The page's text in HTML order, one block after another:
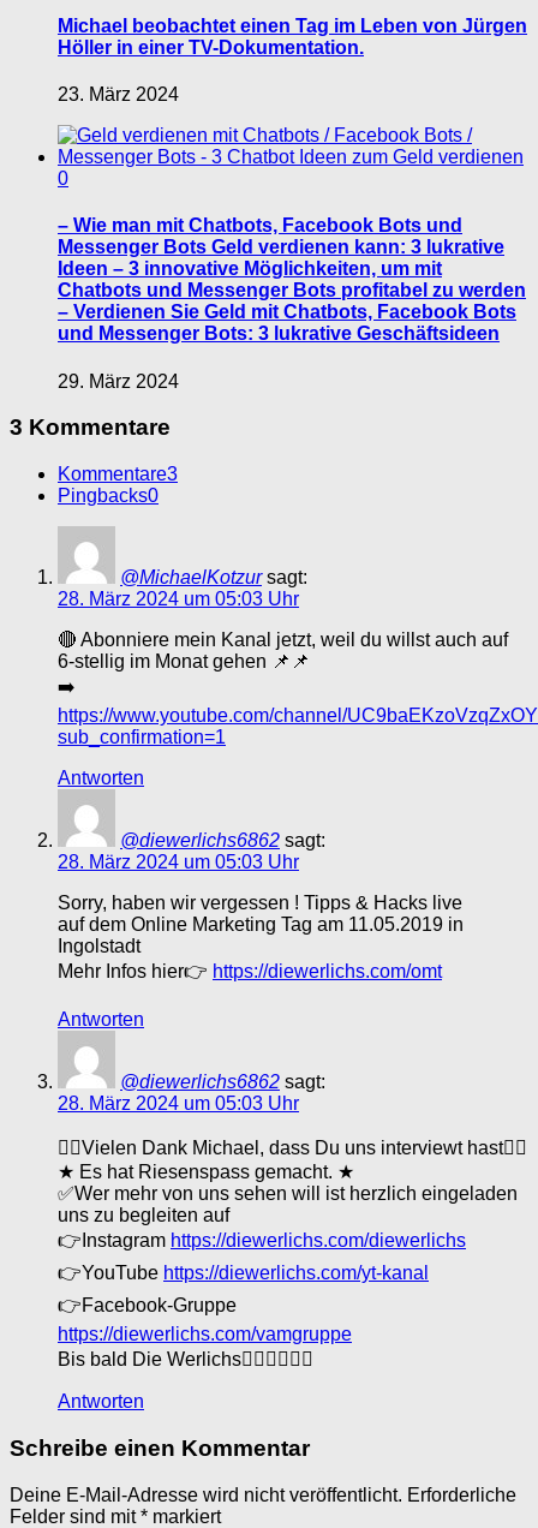
Michael beobachtet einen Tag im Leben von Jürgen
Höller in einer TV-Dokumentation.
23. März 2024
0
– Wie man mit Chatbots, Facebook Bots und
Messenger Bots Geld verdienen kann: 3 lukrative
Ideen – 3 innovative Möglichkeiten, um mit
Chatbots und Messenger Bots profitabel zu werden
– Verdienen Sie Geld mit Chatbots, Facebook Bots
und Messenger Bots: 3 lukrative Geschäftsideen
29. März 2024
3 Kommentare
Kommentare3
Pingbacks0
@MichaelKotzur sagt:
28. März 2024 um 05:03 Uhr
🔴 Abonniere mein Kanal jetzt, weil du willst auch auf
6-stellig im Monat gehen 📌📌
➡️
https://www.youtube.com/channel/
sub_confirmation=1
Antworten
@diewerlichs6862 sagt:
28. März 2024 um 05:03 Uhr
Sorry, haben wir vergessen ! Tipps & Hacks live
auf dem Online Marketing Tag am 11.05.2019 in
Ingolstadt
Mehr Infos hier👉 https://diewerlichs.com/omt
Antworten
@diewerlichs6862 sagt:
28. März 2024 um 05:03 Uhr
👍🏼Vielen Dank Michael, dass Du uns interviewt hast👍🏼
★ Es hat Riesenspass gemacht. ★
✅Wer mehr von uns sehen will ist herzlich eingeladen
uns zu begleiten auf
👉Instagram https://diewerlichs.com/diewerlichs
👉YouTube https://diewerlichs.com/yt-kanal
👉Facebook-Gruppe
https://diewerlichs.com/vamgruppe
Bis bald Die Werlichs👍🏼👍🏼👍🏼
Antworten
Schreibe einen Kommentar
Deine E-Mail-Adresse wird nicht veröffentlicht. Erforderliche
Felder sind mit* markiert